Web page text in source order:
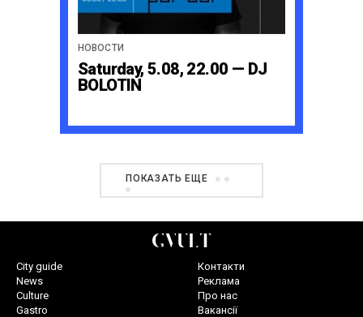
НОВОСТИ
Saturday, 5.08, 22.00 — DJ
BOLOTIN
ПОКАЗАТЬ ЕЩЕ
City guide
News
Culture
Gastro
Контакти
Реклама
Про нас
Вакансії